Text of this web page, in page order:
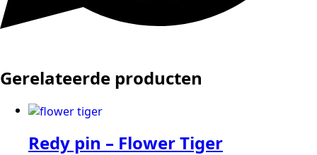
Gerelateerde producten
Redy pin – Flower Tiger